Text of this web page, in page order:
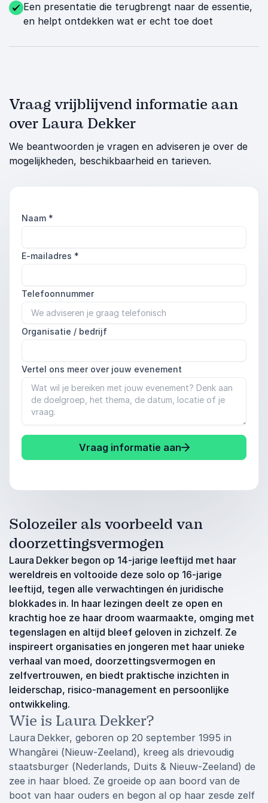
Een presentatie die terugbrengt naar de essentie,
en helpt ontdekken wat er echt toe doet
Vraag vrijblijvend informatie aan
over Laura Dekker
We beantwoorden je vragen en adviseren je over de
mogelijkheden, beschikbaarheid en tarieven.
Naam *
E-mailadres *
Telefoonnummer
Organisatie / bedrijf
Vertel ons meer over jouw evenement
Vraag informatie aan
Solozeiler als voorbeeld van
doorzettingsvermogen
Laura Dekker begon op 14‑jarige leeftijd met haar
wereldreis en voltooide deze solo op 16-jarige
leeftijd, tegen alle verwachtingen én juridische
blokkades in. In haar lezingen deelt ze open en
krachtig hoe ze haar droom waarmaakte, omging met
tegenslagen en altijd bleef geloven in zichzelf. Ze
inspireert organisaties en jongeren met haar unieke
verhaal van moed, doorzettingsvermogen en
zelfvertrouwen, en biedt praktische inzichten in
leiderschap, risico‑management en persoonlijke
ontwikkeling.
Wie is Laura Dekker?
Laura Dekker, geboren op 20 september 1995 in
Whangārei (Nieuw‑Zeeland), kreeg als drievoudig
staatsburger (Nederlands, Duits & Nieuw‑Zeeland) de
zee in haar bloed. Ze groeide op aan boord van de
boot van haar ouders en begon al op haar zesde zelf